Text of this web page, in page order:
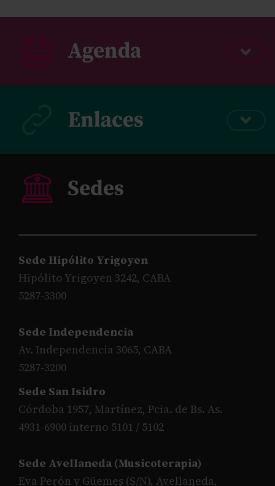
Sede Hipólito Yrigoyen
Hipólito Yrigoyen 3242, CABA
5287-3300
Sede Independencia
Av. Independencia 3065, CABA
5287-3200
Sede San Isidro
Córdoba 1957, Martínez, Pcia. de Bs. As.
4931-6900 interno 5101 / 5102
Sede Avellaneda (Musicoterapia)
Eva Perón y Güemes (S/N), Avellaneda,